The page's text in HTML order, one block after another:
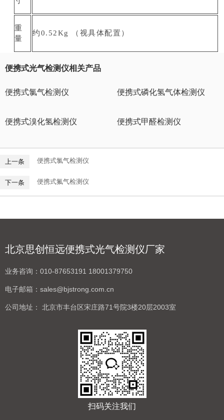
重
量
约0.52Kg （视具体配置）
便携式光气检测仪相关产品
便携式氯气检测仪 便携式磷化氢气体检测仪
便携式溴化氢检测仪 便携式甲醛检测仪
上一条 便携式氯气检测仪
下一条 便携式氟气检测仪
北京思创恒远便携式光气检测仪厂家
业务咨询： 010-87653191 18001379750
电子邮箱： sales@bjstrong.com.cn
公司地址： 北京市丰台区宋庄路71号院3楼20层2003室
扫码关注我们